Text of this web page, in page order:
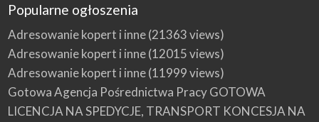
Popularne ogłoszenia
Adresowanie kopert i inne(21363 views)
Adresowanie kopert i inne(12015 views)
Adresowanie kopert i inne(11999 views)
Gotowa Agencja Pośrednictwa Pracy GOTOWA
LICENCJA NA SPEDYCJE, TRANSPORT KONCESJA NA